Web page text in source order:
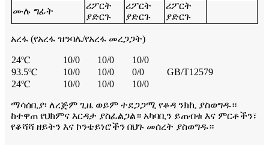
ሙሉ ግፊት
ሪፖርት
ያድርጉ
ሪፖርት
ያድርጉ
ሪፖርት
ያድርጉ
አረፋ (የአረፋ ዝንባሌ/የአረፋ መረጋጋት)
24℃ 10/0 10/0
10/0
93.5℃
10/0 10/0 0/0
GB/T12579
24℃
10/0 10/0 10/0
ማሳሰቢያ፡ ለረጅም ጊዜ ወይም ተደጋጋሚ የቆዳ ንክኪ ያስወግዱ።
ከተዋጠ የህክምና እርዳታ ያስፈልጋል። አካባቢን ይጠብቁ እና ምርቶችን፣
የቆሻሻ ዘይትን እና ኮንቴይነሮችን በህጉ መሰረት ያስወግዱ።